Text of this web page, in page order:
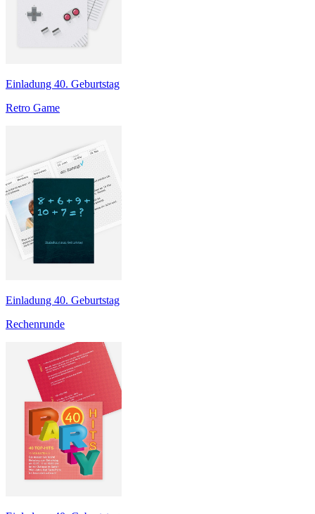
Einladung 40. Geburtstag
Retro Game
Einladung 40. Geburtstag
Rechenrunde